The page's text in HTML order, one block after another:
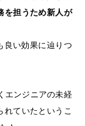
を担うため新人が
良い効果に辿りつ
エンジニアの未経
れていたというこ